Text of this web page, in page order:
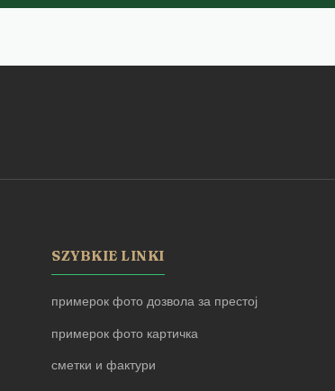
SZYBKIE LINKI
примерок фото дозвола за престој
примерок фото картичка
сметки и фактури